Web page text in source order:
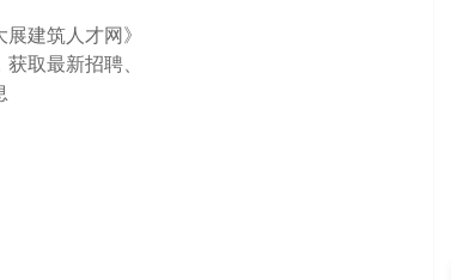
建筑人才网》
取最新招聘、